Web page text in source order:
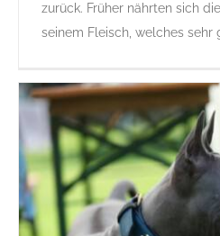
Rassehunde von
zurück. Früher nährten sich
seinem Fleisch, welches sehr